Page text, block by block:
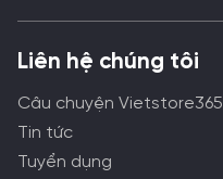
Liên hệ chúng tôi
Câu chuyện Vietstore365
Tin tức
Tuyển dụng